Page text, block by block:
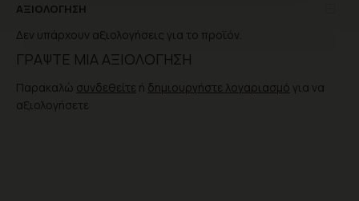
ΑΞΙΟΛΌΓΗΣΗ
Δεν υπάρχουν αξιολογήσεις για το προϊόν.
ΓΡΆΨΤΕ ΜΙΑ ΑΞΙΟΛΌΓΗΣΗ
Παρακαλώ συνδεθείτε ή δημιουργήστε λογαριασμό για να
αξιολογήσετε